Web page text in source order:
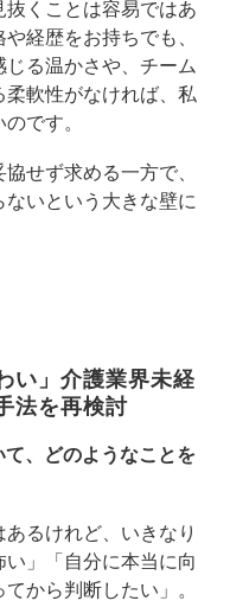
くことは容易ではあ
経歴をお持ちでも、
る温かさや、チーム
軟性がなければ、私
です。
せず求める一方で、
いという大きな壁に
い」介護業界未経
法を再検討
、どのようなことを
あるけれど、いきなり
」「自分に本当に向
から判断したい」。